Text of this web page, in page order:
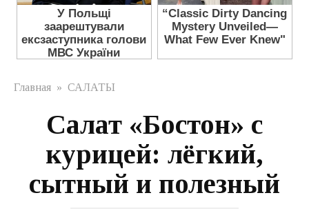
Главная » САЛАТЫ
Салат «Бостон» с
курицей: лёгкий,
сытный и полезный